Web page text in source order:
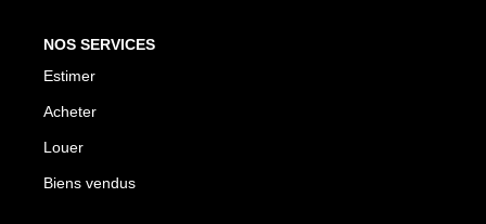
NOS SERVICES
Estimer
Acheter
Louer
Biens vendus